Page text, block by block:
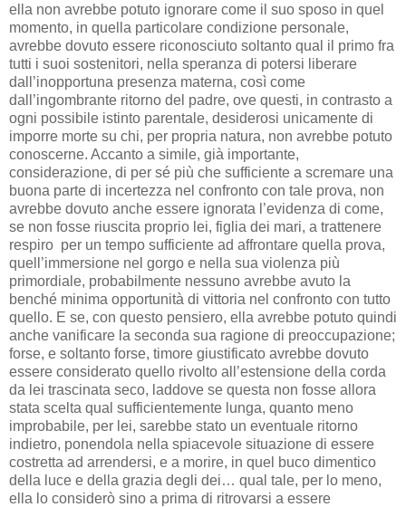
ella non avrebbe potuto ignorare come il suo sposo in quel
momento, in quella particolare condizione personale,
avrebbe dovuto essere riconosciuto soltanto qual il primo fra
tutti i suoi sostenitori, nella speranza di potersi liberare
dall’inopportuna presenza materna, così come
dall’ingombrante ritorno del padre, ove questi, in contrasto a
ogni possibile istinto parentale, desiderosi unicamente di
imporre morte su chi, per propria natura, non avrebbe potuto
conoscerne. Accanto a simile, già importante,
considerazione, di per sé più che sufficiente a scremare una
buona parte di incertezza nel confronto con tale prova, non
avrebbe dovuto anche essere ignorata l’evidenza di come,
se non fosse riuscita proprio lei, figlia dei mari, a trattenere
respiro per un tempo sufficiente ad affrontare quella prova,
quell’immersione nel gorgo e nella sua violenza più
primordiale, probabilmente nessuno avrebbe avuto la
benché minima opportunità di vittoria nel confronto con tutto
quello. E se, con questo pensiero, ella avrebbe potuto quindi
anche vanificare la seconda sua ragione di preoccupazione;
forse, e soltanto forse, timore giustificato avrebbe dovuto
essere considerato quello rivolto all’estensione della corda
da lei trascinata seco, laddove se questa non fosse allora
stata scelta qual sufficientemente lunga, quanto meno
improbabile, per lei, sarebbe stato un eventuale ritorno
indietro, ponendola nella spiacevole situazione di essere
costretta ad arrendersi, e a morire, in quel buco dimentico
della luce e della grazia degli dei… qual tale, per lo meno,
ella lo considerò sino a prima di ritrovarsi a essere